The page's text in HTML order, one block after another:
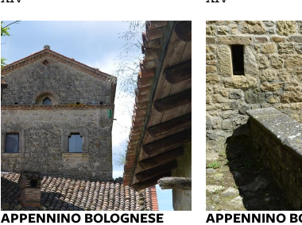
APPENNINO BOLOGNESE
APPENNINO